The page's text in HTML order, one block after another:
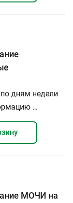
дням недели
…
МОЧИ на